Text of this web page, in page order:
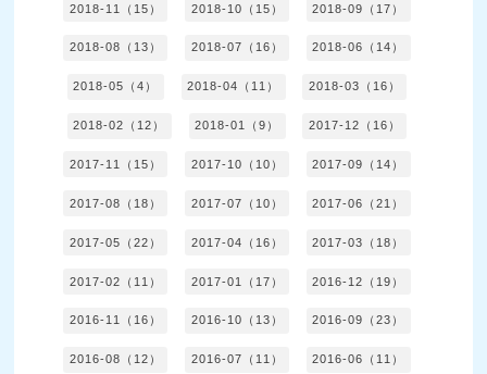
2018-11（15） 2018-10（15） 2018-09（17）
2018-08（13） 2018-07（16） 2018-06（14）
2018-05（4） 2018-04（11） 2018-03（16）
2018-02（12） 2018-01（9） 2017-12（16）
2017-11（15） 2017-10（10） 2017-09（14）
2017-08（18） 2017-07（10） 2017-06（21）
2017-05（22） 2017-04（16） 2017-03（18）
2017-02（11） 2017-01（17） 2016-12（19）
2016-11（16） 2016-10（13） 2016-09（23）
2016-08（12） 2016-07（11） 2016-06（11）